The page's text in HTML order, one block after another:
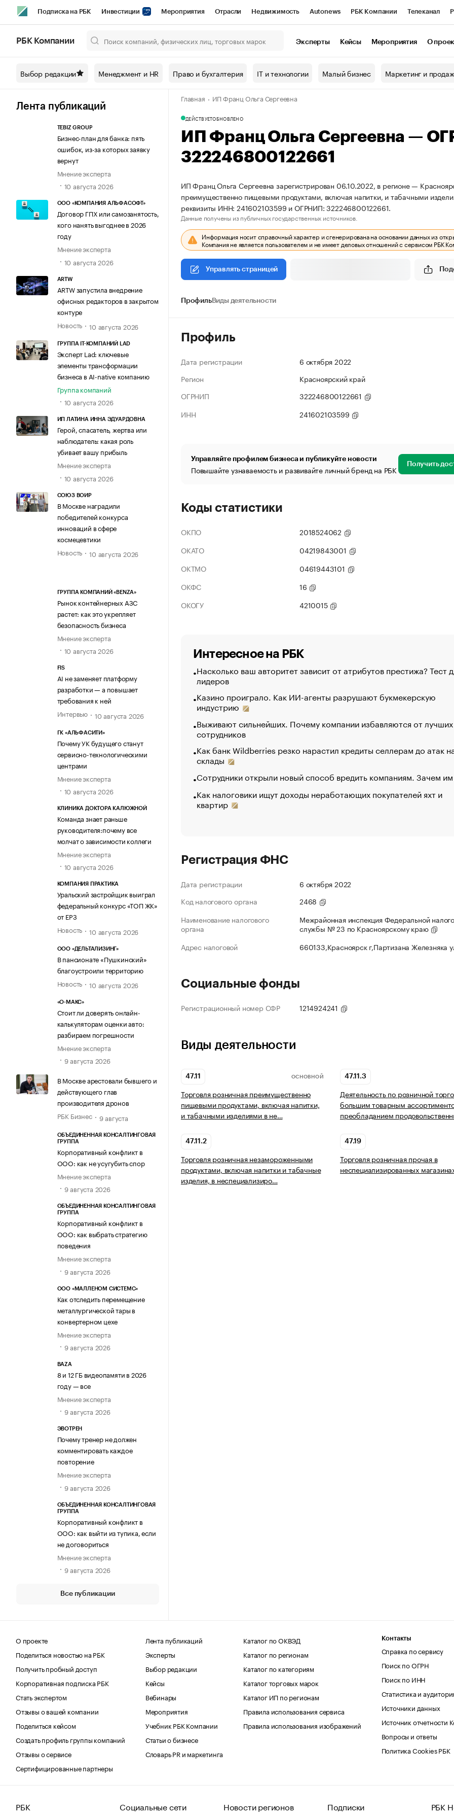
Подписка на РБК Инвестиции Мероприятия Отрасли Недвижимость Autonews РБК Компании Телеканал
Спецпроекты СПб Конференции СПб Спецпроекты Проверка контрагентов
Технологии и медиа Рынок наличной валюты
РБК Компании Эксперты Кейсы Мероприятия О
Выбор редакции Менеджмент и HR Право и бухгалтерия IT и технологии Малый бизнес Маркетинг и
Лента публикаций
TEBIZ GROUP
Бизнес-план для банка: пять
ошибок, из-за которых заявку
вернут
Мнение эксперта
10 августа 2026
ООО «КОМПАНИЯ АЛЬФАСОФТ»
Договор ГПХ или самозанятость,
кого нанять выгоднее в 2026
году
Мнение эксперта
10 августа 2026
ARTW
ARTW запустила внедрение
офисных редакторов в закрытом
контуре
Новость
10 августа 2026
ГРУППА IT-КОМПАНИЙ LAD
Эксперт Lad: ключевые
элементы трансформации
бизнеса в AI-native компанию
Группа компаний
10 августа 2026
ИП ЛАТИНА ИННА ЭДУАРДОВНА
Герой, спасатель, жертва или
наблюдатель: какая роль
убивает вашу прибыль
Мнение эксперта
10 августа 2026
СОЮЗ ВОИР
В Москве наградили
победителей конкурса
инноваций в сфере
космецевтики
Новость
10 августа 2026
ГРУППА КОМПАНИЙ «BENZA»
Рынок контейнерных АЗС
растет: как это укрепляет
безопасность бизнеса
Мнение эксперта
10 августа 2026
FIS
AI не заменяет платформу
разработки — а повышает
требования к ней
Интервью
10 августа 2026
ГК «АЛЬФАСИТИ»
Почему УК будущего станут
сервисно-технологическими
центрами
Мнение эксперта
10 августа 2026
КЛИНИКА ДОКТОРА КАЛЮЖНОЙ
Команда знает раньше
руководителя:почему все
молчат о зависимости коллеги
Мнение эксперта
10 августа 2026
КОМПАНИЯ ПРАКТИКА
Уральский застройщик выиграл
федеральный конкурс «ТОП ЖК»
от ЕРЗ
Новость
10 августа 2026
ООО «ДЕЛЬТАЛИЗИНГ»
В пансионате «Пушкинский»
благоустроили территорию
Новость
10 августа 2026
«О-МАКС»
Стоит ли доверять онлайн-
калькуляторам оценки авто:
разбираем погрешности
Мнение эксперта
9 августа 2026
В Москве арестовали бывшего и
действующего глав
производителя дронов
РБК Бизнес
9 августа
ОБЪЕДИНЕННАЯ КОНСАЛТИНГОВАЯ
ГРУППА
Корпоративный конфликт в
ООО: как не усугубить спор
Мнение эксперта
9 августа 2026
ОБЪЕДИНЕННАЯ КОНСАЛТИНГОВАЯ
ГРУППА
Корпоративный конфликт в
ООО: как выбрать стратегию
поведения
Мнение эксперта
9 августа 2026
ООО «МАЛЛЕНОМ СИСТЕМС»
Как отследить перемещение
металлургической тары в
конвертерном цехе
Мнение эксперта
9 августа 2026
BAZA
8 и 12 ГБ видеопамяти в 2026
году — все
Мнение эксперта
9 августа 2026
ЭВОТРЕН
Почему тренер не должен
комментировать каждое
повторение
Мнение эксперта
9 августа 2026
ОБЪЕДИНЕННАЯ КОНСАЛТИНГОВАЯ
ГРУППА
Корпоративный конфликт в
ООО: как выйти из тупика, если
не договориться
Мнение эксперта
9 августа 2026
Все публикации
Главная ИП Франц Ольга Сергеевна
ДЕЙСТВУЕТОБНОВЛЕНО
ИП Франц Ольга Сергеевна —
322246800122661
ИП Франц Ольга Сергеевна зарегистрирован 06.10.2022, в регионе —
преимущественно пищевыми продуктами, включая напитки, и табачными
реквизиты ИНН: 241602103599 и ОГРНИП: 322246800122661.
Данные получены из публичных государственных источников.
Информация носит справочный характер и сгенерирована на основании данных из
Компания не является пользователем и не имеет деловых отношений с сервисом РБК
Управлять страницей
ПрофильВиды деятельности
Профиль
Дата регистрации
6 октября 2022
Регион
Красноярский край
ОГРНИП
322246800122661
ИНН
241602103599
Управляйте профилем бизнеса и публикуйте новости
Повышайте узнаваемость и развивайте личный бренд на РБК Получить
Коды статистики
ОКПО
2018524062
ОКАТО
04219843001
ОКТМО
04619443101
ОКФС
16
ОКОГУ
4210015
Интересное на РБК
Насколько ваш авторитет зависит от атрибутов престижа? Тест
лидеров
Казино проиграло. Как ИИ-агенты разрушают букмекерскую
индустрию
Выживают сильнейших. Почему компании избавляются от лучших
сотрудников
Как банк Wildberries резко нарастил кредиты селлерам до атак
склады
Сотрудники открыли новый способ вредить компаниям. Зачем
Как налоговики ищут доходы неработающих покупателей яхт и
квартир
Регистрация ФНС
Дата регистрации
6 октября 2022
Код налогового органа
2468
Наименование налогового
органа
Межрайонная инспекция Федеральной
службы № 23 по Красноярскому краю
Адрес налоговой
660133,Красноярск г,Партизана Железняка
Социальные фонды
Регистрационный номер СФР 1214924241
Виды деятельности
47.11 ОСНОВНОЙ
Торговля розничная преимущественно
пищевыми продуктами, включая напитки,
и табачными изделиями в не…
47.11.3
Деятельность по розничной
большим товарным
преобладанием
47.11.2
Торговля розничная незамороженными
продуктами, включая напитки и табачные
изделия, в неспециализиро…
47.19
Торговля розничная прочая в
неспециализированных
О проекте
Поделиться новостью на РБК
Получить пробный доступ
Корпоративная подписка РБК
Стать экспертом
Отзывы о вашей компании
Поделиться кейсом
Создать профиль группы компаний
Отзывы о сервисе
Сертифицированные партнеры
Лента публикаций
Эксперты
Выбор редакции
Кейсы
Вебинары
Мероприятия
Учебник РБК Компании
Статьи о бизнесе
Словарь PR и маркетинга
Каталог по ОКВЭД
Каталог по регионам
Каталог по категориям
Каталог торговых марок
Каталог ИП по регионам
Правила использования сервиса
Правила использования изображений
Контакты
Справка по сервису
Поиск по ОГРН
Поиск по ИНН
Статистика и
Источники данных
Источник отчетности
Вопросы и ответы
Политика Cookies РБК
РБК Социальные сети Новости регионов Подписки РБК